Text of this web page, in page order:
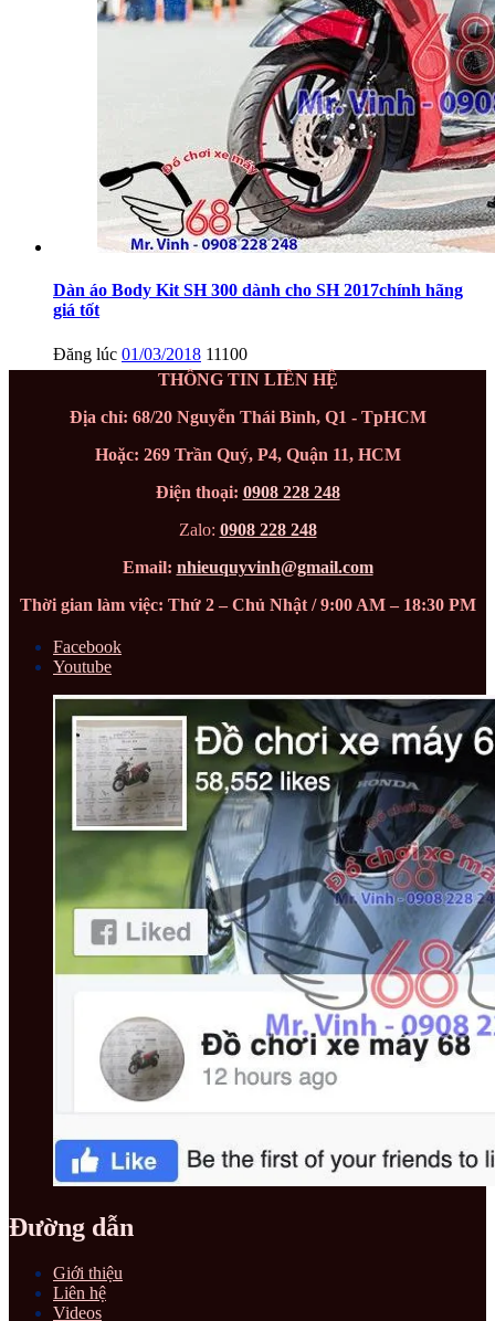
Dàn áo Body Kit SH 300 dành cho SH 2017chính hãng
giá tốt
Đăng lúc 01/03/2018 11100
THÔNG TIN LIÊN HỆ
Địa chỉ: 68/20 Nguyễn Thái Bình, Q1 - TpHCM
Hoặc: 269 Trần Quý, P4, Quận 11, HCM
Điện thoại: 0908 228 248
Zalo: 0908 228 248
Email: nhieuquyvinh@gmail.com
Thời gian làm việc: Thứ 2 – Chủ Nhật / 9:00 AM – 18:30 PM
Facebook
Youtube
Đường dẫn
Giới thiệu
Liên hệ
Videos